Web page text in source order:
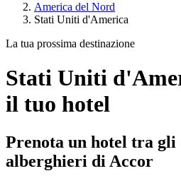
America del Nord
Stati Uniti d'America
La tua prossima destinazione
Stati Uniti
il tuo hotel
Prenota un hotel tra gli
alberghieri di Accor